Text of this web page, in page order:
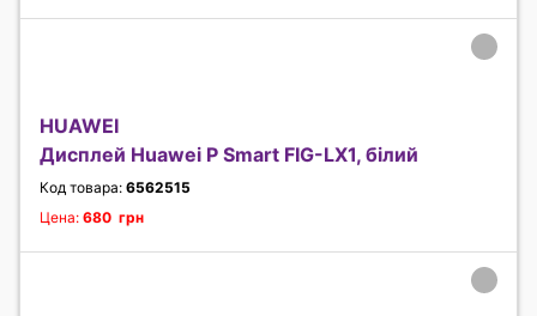
HUAWEI
Дисплей Huawei P Smart FIG-LX1, білий
Код товара: 6562515
Цена: 680 грн